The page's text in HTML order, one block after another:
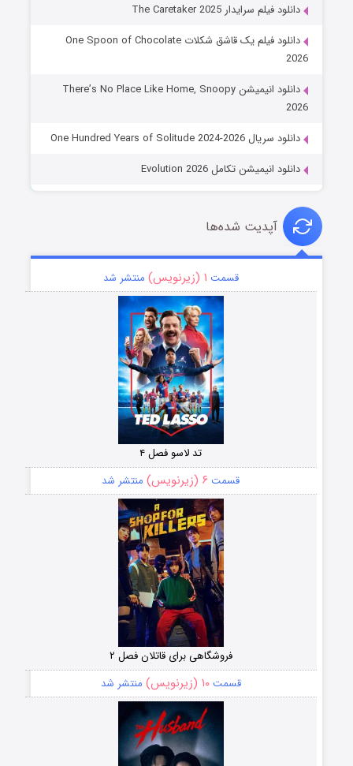
دانلود فیلم سرایدار The Caretaker 2025
دانلود فیلم یک قاشق شکلات One Spoon of Chocolate
2026
دانلود انیمیشن There’s No Place Like Home, Snoopy
2026
دانلود سریال One Hundred Years of Solitude 2024-2026
دانلود انیمیشن تکامل Evolution 2026
آپدیت شده‌ها
قسمت ۱ (زیرنویس) منتشر شد
تد لاسو فصل ۴
قسمت ۶ (زیرنویس) منتشر شد
فروشگاهی برای قاتلان فصل ۲
قسمت۱۰ (زیرنویس) منتشر شد